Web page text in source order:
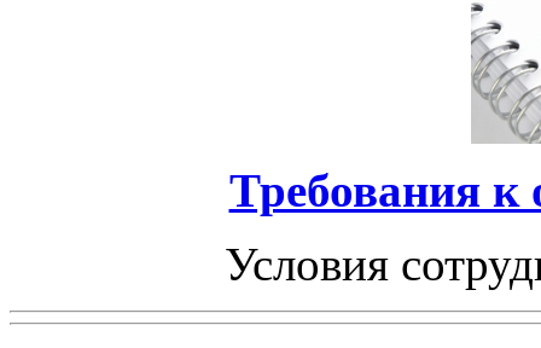
Требования к
Условия